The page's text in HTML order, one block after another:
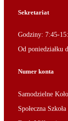
Sekretariat
Godziny: 7:45-
Od poniedziałku
Numer konta
Samodzielne
Społeczna